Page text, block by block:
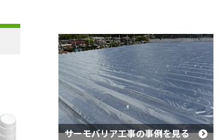
サーモバリア工事の事例を見る